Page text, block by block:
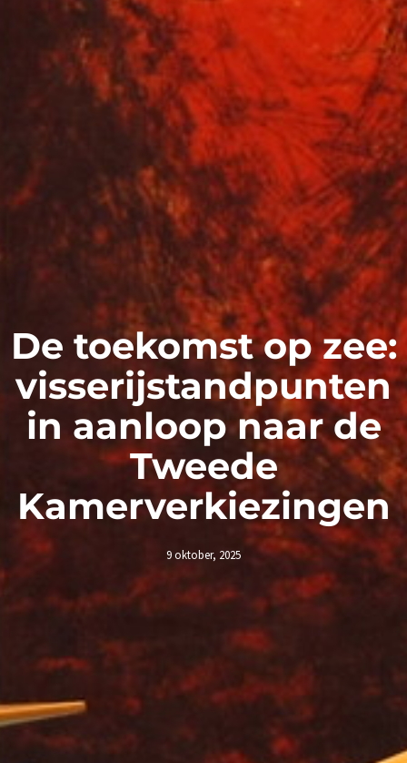
De toekomst op zee:
visserijstandpunten
in aanloop naar de
Tweede
Kamerverkiezingen
9 oktober, 2025